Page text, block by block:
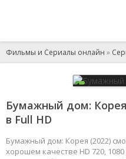
Фильмы и Сериалы онлайн »
Бумажный дом:
в Full HD
Бумажный дом: Корея (2022)
хорошем качестве HD 720,